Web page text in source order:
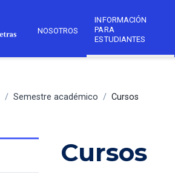
NOSOTROS
INFORMACIÓN
PARA
ESTUDIANTES
/ Semestre académico / Cursos
Cursos